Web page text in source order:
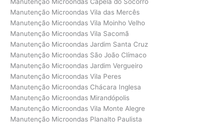
Manutenção Microondas Capela do Socorro
Manutenção Microondas Vila das Mercês
Manutenção Microondas Vila Moinho Velho
Manutenção Microondas Vila Sacomã
Manutenção Microondas Jardim Santa Cruz
Manutenção Microondas São João Clímaco
Manutenção Microondas Jardim Vergueiro
Manutenção Microondas Vila Peres
Manutenção Microondas Chácara Inglesa
Manutenção Microondas Mirandópolis
Manutenção Microondas Vila Monte Alegre
Manutenção Microondas Planalto Paulista